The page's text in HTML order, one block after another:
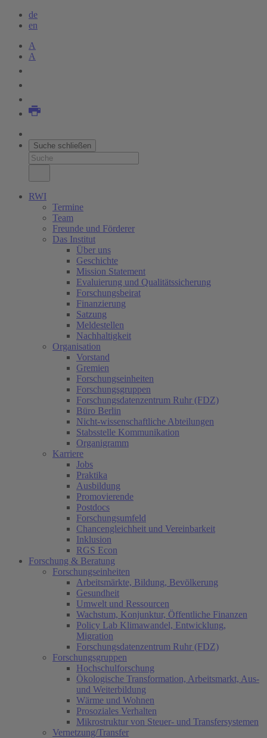
de
en
A
A
Suche schließen
RWI
Termine
Team
Freunde und Förderer
Das Institut
Über uns
Geschichte
Mission Statement
Evaluierung und Qualitätssicherung
Forschungsbeirat
Finanzierung
Satzung
Meldestellen
Nachhaltigkeit
Organisation
Vorstand
Gremien
Forschungseinheiten
Forschungsgruppen
Forschungsdatenzentrum Ruhr (FDZ)
Büro Berlin
Nicht-wissenschaftliche Abteilungen
Stabsstelle Kommunikation
Organigramm
Karriere
Jobs
Praktika
Ausbildung
Promovierende
Postdocs
Forschungsumfeld
Chancengleichheit und Vereinbarkeit
Inklusion
RGS Econ
Forschung & Beratung
Forschungseinheiten
Arbeitsmärkte, Bildung, Bevölkerung
Gesundheit
Umwelt und Ressourcen
Wachstum, Konjunktur, Öffentliche Finanzen
Policy Lab Klimawandel, Entwicklung,
Migration
Forschungsdatenzentrum Ruhr (FDZ)
Forschungsgruppen
Hochschulforschung
Ökologische Transformation, Arbeitsmarkt, Aus-
und Weiterbildung
Wärme und Wohnen
Prosoziales Verhalten
Mikrostruktur von Steuer- und Transfersystemen
Vernetzung/Transfer